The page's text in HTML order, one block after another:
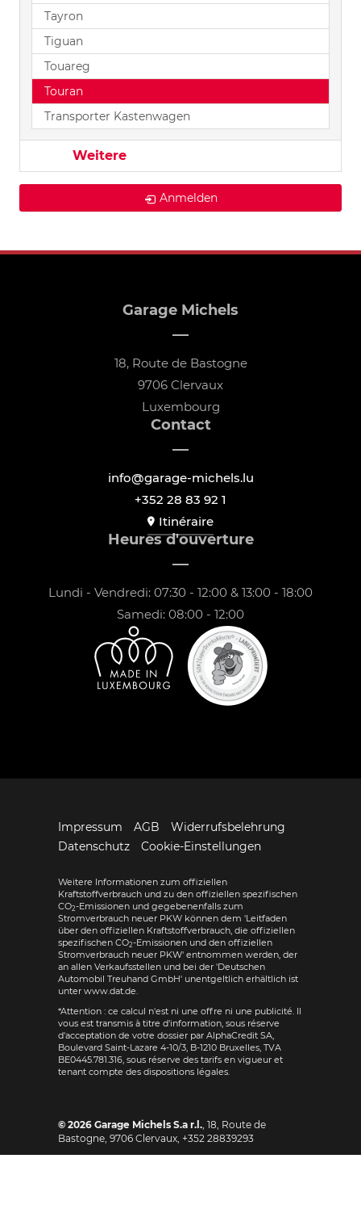
Tayron
Tiguan
Touareg
Touran
Transporter Kastenwagen
Weitere
Anmelden
Garage Michels
18, Route de Bastogne
9706 Clervaux
Luxembourg
Contact
info@garage-michels.lu
+352 28 83 92 1
Itinéraire
Heures d'ouverture
Lundi - Vendredi: 07:30 - 12:00 & 13:00 - 18:00
Samedi: 08:00 - 12:00
Impressum AGB
Widerrufsbelehrung
Datenschutz
Cookie-Einstellungen
Weitere Informationen zum offiziellen
Kraftstoffverbrauch und zu den offiziellen spezifischen
CO2-Emissionen und gegebenenfalls zum
Stromverbrauch neuer PKW können dem 'Leitfaden
über den offiziellen Kraftstoffverbrauch, die offiziellen
spezifischen CO2-Emissionen und den offiziellen
Stromverbrauch neuer PKW' entnommen werden, der
an allen Verkaufsstellen und bei der 'Deutschen
Automobil Treuhand GmbH' unentgeltlich erhältlich ist
unter www.dat.de.
*Attention : ce calcul n'est ni une offre ni une publicité. Il
vous est transmis à titre d'information, sous réserve
d'acceptation de votre dossier par AlphaCredit SA,
Boulevard Saint-Lazare 4-10/3, B-1210 Bruxelles, TVA
BE0445.781.316, sous réserve des tarifs en vigueur et
tenant compte des dispositions légales.
© 2026 Garage Michels S.a r.l. 18, Route de
Bastogne 9706 Clervaux, +352 28839293